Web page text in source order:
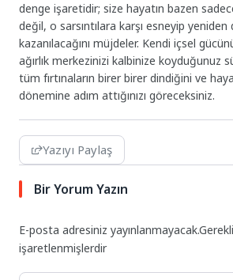
denge işaretidir; size hayatın bazen
değil, o sarsıntılara karşı esneyip
kazanılacağını müjdeler. Kendi içsel
ağırlık merkezinizi kalbinize koyduğunuz
tüm fırtınaların birer birer dindiğini ve
dönemine adım attığınızı göreceksiniz.
Yazıyı Paylaş
Bir Yorum Yazın
E-posta adresiniz yayınlanmayacak.
işaretlenmişlerdir